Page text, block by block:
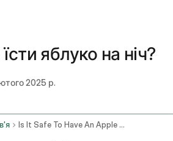
яблуко на ніч?
2025 р.
Is It Safe To Have An Apple At Night